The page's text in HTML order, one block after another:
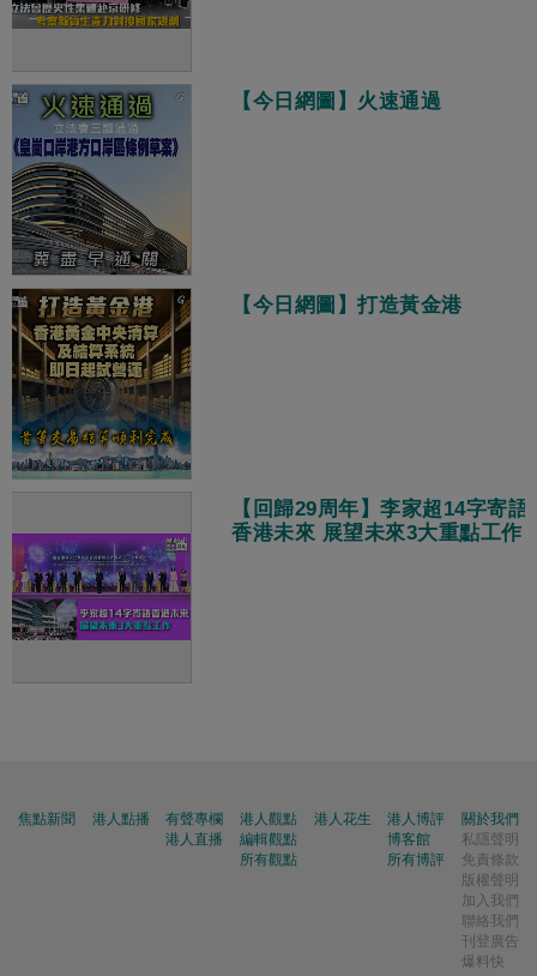
【今日網圖】火速通過
【今日網圖】打造黃金港
【回歸29周年】李家超14字寄語
香港未來 展望未來3大重點工作
焦點新聞 港人點播
有聲專欄
港人直播
港人觀點
編輯觀點
所有觀點
港人花生
港人博評
博客館
所有博評
關於我們
私隱聲明
免責條款
版權聲明
加入我們
聯絡我們
刊登廣告
爆料快